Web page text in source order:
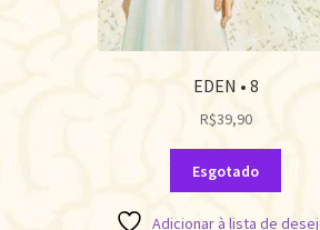
EDEN • 8
R$39,90
Esgotado
Adicionar à lista de